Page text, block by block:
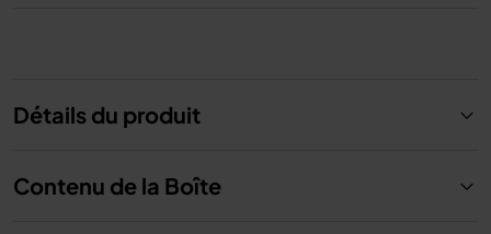
Détails du produit
Contenu de la Boîte